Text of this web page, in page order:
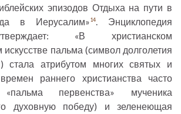
эпизодов Отдыха на пути в
в Иерусалим»14. Энциклопедия
«В христианском
искусстве пальма (символ долголетия
стала атрибутом многих святых и
раннего христианства часто
«пальма первенства» мученика
духовную победу) и зеленеющая